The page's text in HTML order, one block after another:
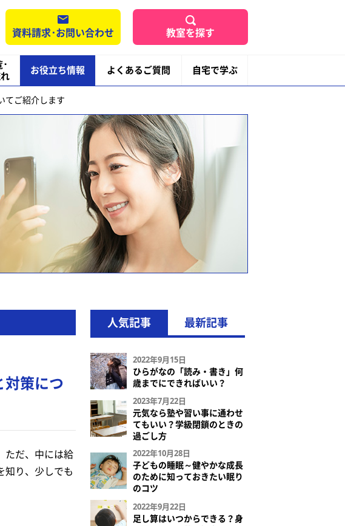
資料請求･お問い合わせ 教室を探す
お役立ち情報 よくあるご質問 自宅で学ぶ
てご紹介します
策につ
ただ、中には給
知り、少しでも
人気記事
2022年9月15日
ひらがなの「読み・書き」何
歳までにできればいい？
2023年7月22日
元気なら塾や習い事に通わせ
てもいい？学級閉鎖のときの
過ごし方
2022年10月28日
子どもの睡眠～健やかな成長
のために知っておきたい眠り
のコツ
2022年9月22日
足し算はいつからできる？身
最新記事